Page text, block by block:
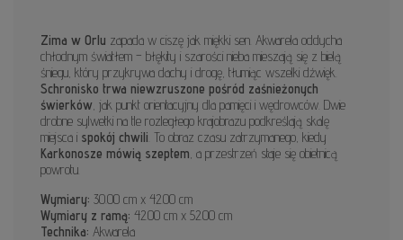
Zima w Orlu zapada w ciszę jak miękki sen. Akwarela oddycha
chłodnym światłem – błękity i szarości nieba mieszają się z bielą
śniegu, który przykrywa dachy i drogę, tłumiąc wszelki dźwięk.
Schronisko trwa niewzruszone pośród zaśnieżonych
świerków , jak punkt orientacyjny dla pamięci i wędrowców. Dwie
drobne sylwetki na tle rozległego krajobrazu podkreślają skalę
miejsca i spokój chwili . To obraz czasu zatrzymanego, kiedy
Karkonosze mówią szeptem , a przestrzeń staje się obietnicą
powrotu.
Wymiary: 30.00 cm x 42.00 cm
Wymiary z ramą: 42.00 cm x 52.00 cm
Technika: Akwarela